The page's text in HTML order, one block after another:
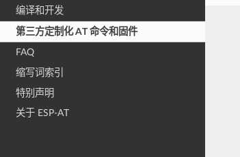
编译和开发
第三方定制化 AT 命令和固件
FAQ
缩写词索引
特别声明
关于 ESP-AT